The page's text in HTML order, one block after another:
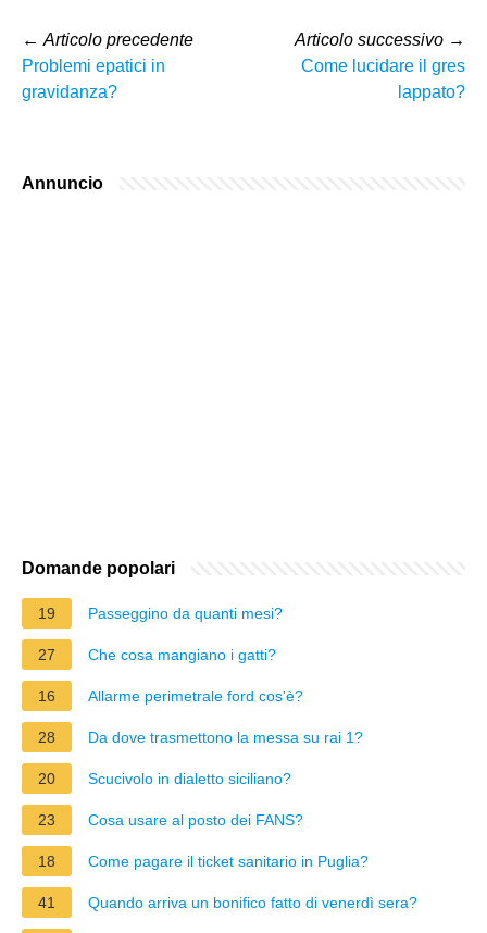
← Articolo precedente
Problemi epatici in
gravidanza?
Articolo successivo →
Come lucidare il gres
lappato?
Annuncio
Domande popolari
19 Passeggino da quanti mesi?
27 Che cosa mangiano i gatti?
16 Allarme perimetrale ford cos'è?
28 Da dove trasmettono la messa su rai 1?
20 Scucivolo in dialetto siciliano?
23 Cosa usare al posto dei FANS?
18 Come pagare il ticket sanitario in Puglia?
41 Quando arriva un bonifico fatto di venerdì sera?